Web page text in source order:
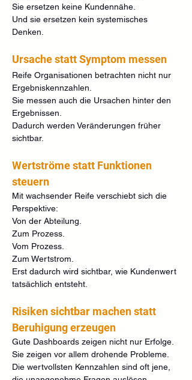
Sie ersetzen keine Kundennähe.
Und sie ersetzen kein systemisches
Denken.
Ursache statt Symptom messen
Reife Organisationen betrachten nicht nur
Ergebniskennzahlen.
Sie messen auch die Ursachen hinter den
Ergebnissen.
Dadurch werden Veränderungen früher
sichtbar.
Wertströme statt Funktionen
steuern
Mit wachsender Reife verschiebt sich die
Perspektive:
Von der Abteilung.
Zum Prozess.
Vom Prozess.
Zum Wertstrom.
Erst dadurch wird sichtbar, wie Kundenwert
tatsächlich entsteht.
Risiken sichtbar machen statt
Beruhigung erzeugen
Gute Dashboards zeigen nicht nur Erfolge.
Sie zeigen vor allem drohende Probleme.
Die wertvollsten Kennzahlen sind oft jene,